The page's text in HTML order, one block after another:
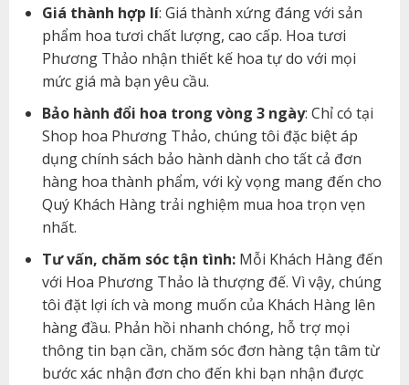
Giá thành hợp lí: Giá thành xứng đáng với sản
phẩm hoa tươi chất lượng, cao cấp. Hoa tươi
Phương Thảo nhận thiết kế hoa tự do với mọi
mức giá mà bạn yêu cầu.
Bảo hành đổi hoa trong vòng 3 ngày: Chỉ có tại
Shop hoa Phương Thảo, chúng tôi đặc biệt áp
dụng chính sách bảo hành dành cho tất cả đơn
hàng hoa thành phẩm, với kỳ vọng mang đến cho
Quý Khách Hàng trải nghiệm mua hoa trọn vẹn
nhất.
Tư vấn, chăm sóc tận tình:Mỗi Khách Hàng đến
với Hoa Phương Thảo là thượng đế. Vì vậy, chúng
tôi đặt lợi ích và mong muốn của Khách Hàng lên
hàng đầu. Phản hồi nhanh chóng, hỗ trợ mọi
thông tin bạn cần, chăm sóc đơn hàng tận tâm từ
bước xác nhận đơn cho đến khi bạn nhận được